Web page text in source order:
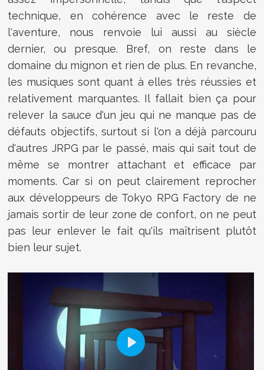
technique, en cohérence avec le reste de
l'aventure, nous renvoie lui aussi au siècle
dernier, ou presque. Bref, on reste dans le
domaine du mignon et rien de plus. En revanche,
les musiques sont quant à elles très réussies et
relativement marquantes. Il fallait bien ça pour
relever la sauce d'un jeu qui ne manque pas de
défauts objectifs, surtout si l'on a déjà parcouru
d'autres JRPG par le passé, mais qui sait tout de
même se montrer attachant et efficace par
moments. Car si on peut clairement reprocher
aux développeurs de Tokyo RPG Factory de ne
jamais sortir de leur zone de confort, on ne peut
pas leur enlever le fait qu'ils maîtrisent plutôt
bien leur sujet.